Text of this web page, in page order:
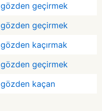
gözden geçirmek
gözden geçirmek
gözden kaçırmak
gözden geçirmek
gözden kaçan